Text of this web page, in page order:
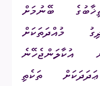
ބޭނުމަށް
މުއްދަތަކަށް
އުކާލަންޖެހޭނެ
ތަކެތި